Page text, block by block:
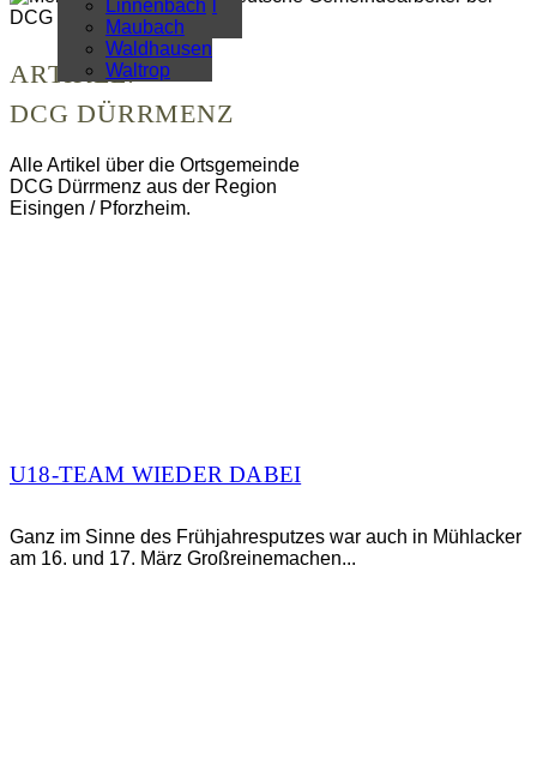
Überregional
Alle Artikel
Linnenbach
Maubach
Waldhausen
Waltrop
ARTIKEL:
DCG DÜRRMENZ
Alle Artikel über die Ortsgemeinde
DCG Dürrmenz aus der Region
Eisingen / Pforzheim.
U18-TEAM WIEDER DABEI
Ganz im Sinne des Frühjahresputzes war auch in Mühlacker
am 16. und 17. März Großreinemachen...